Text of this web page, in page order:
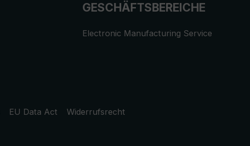
GESCHÄFTSBEREICHE
Electronic Manufacturing Service
EU Data Act
Widerrufsrecht